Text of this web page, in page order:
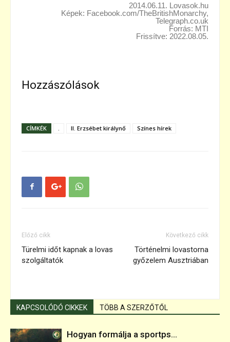
2014.06.11. Lovasok.hu
Képek: Facebook.com/TheBritishMonarchy,
Telegraph.co.uk
Forrás: MTI
Frissítve: 2022.08.05.
Hozzászólások
CÍMKÉK II. Erzsébet királynő Színes hírek
Előző cikk
Türelmi időt kapnak a lovas
szolgáltatók
Következő cikk
Történelmi lovastorna
győzelem Ausztriában
KAPCSOLÓDÓ CIKKEK TÖBB A SZERZŐTŐL
Hogyan formálja a sportps...